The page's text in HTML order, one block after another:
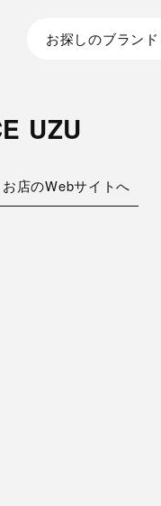
お探しのブラン
UZU
お店のWebサイトへ